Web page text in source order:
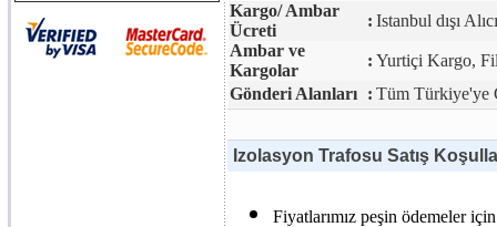
Kargo/ Ambar
Ücreti
: Istanbul dışı
Ambar ve
Kargolar
: Yurtiçi Kargo,
Gönderi Alanları
: Tüm Türkiye'ye
Izolasyon Trafosu Satış
Fiyatlarımız peşin ödemeler